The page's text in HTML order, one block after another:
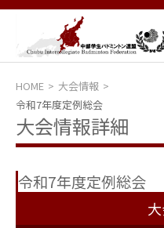
HOME
大会情報
令和7年度定例総会
大会情報詳細
令和7年度定例総会